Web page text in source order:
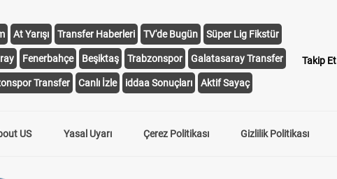
At Yarışı Transfer Haberleri TV'de Bugün Süper Lig Fikstür
Fenerbahçe Beşiktaş Trabzonspor Galatasaray Transfer
Transfer Canlı İzle iddaa Sonuçları Aktif Sayaç
Takip Et
US Yasal Uyarı Çerez Politikası Gizlilik Politikası